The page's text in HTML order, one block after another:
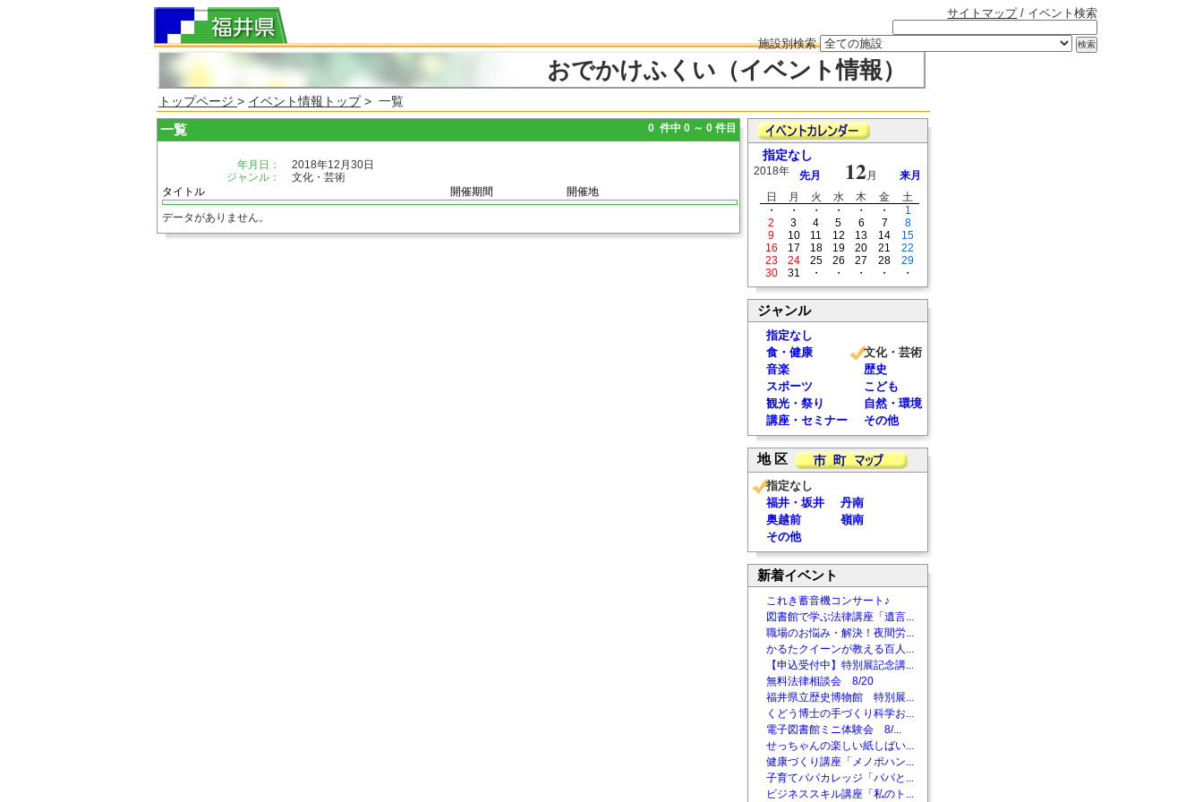
サイトマップ/ イベント検索
施設別検索
おでかけふくい（イベント情報）
トップページ > イベント情報トップ> 一覧
一覧 0 件中 0 ～ 0 件目
年月日：
2018年12月30日
ジャンル：
文化・芸術
タイトル
開催期間 開催地
データがありません。
指定なし
2018年 先月 12月
来月
日
月 火 水 木 金
土
・
・ ・ ・ ・ ・
1
2
3 4 5 6 7
8
9
10 11 12 13 14
15
16
17 18 19 20 21
22
23
24 25 26 27 28
29
30
31 ・ ・ ・ ・ ・
ジャンル
指定なし
食・健康
文化・芸術
音楽
歴史
スポーツ
こども
観光・祭り
自然・環境
講座・セミナー
その他
地 区
指定なし
福井・坂井
丹南
奥越前
嶺南
その他
新着イベント
これき蓄音機コンサート♪
図書館で学ぶ法律講座「遺言...
職場のお悩み・解決！夜間労...
かるたクイーンが教える百人...
【申込受付中】特別展記念講...
無料法律相談会 8/20
福井県立歴史博物館 特別展...
くどう博士の手づくり科学お...
電子図書館ミニ体験会 8/...
せっちゃんの楽しい紙しばい...
健康づくり講座「メノポハン...
子育てパパカレッジ「パパと...
ビジネススキル講座「私のト...